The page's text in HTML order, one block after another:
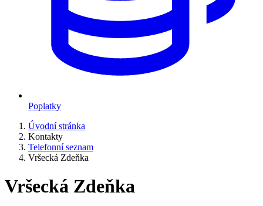
Poplatky
Úvodní stránka
Kontakty
Telefonní seznam
Vršecká Zdeňka
Vršecká Zdeňka